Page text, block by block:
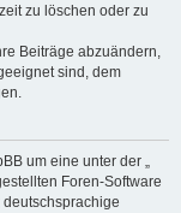
zu löschen oder zu
Beiträge abzuändern,
sind, dem
um eine unter der „
Foren-Software